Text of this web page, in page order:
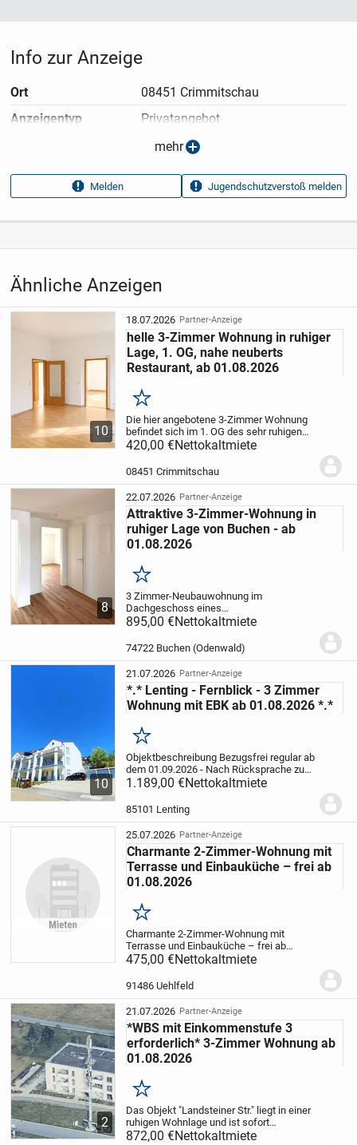
Ähnliche Anzeigen
10
18.07.2026 Partner-Anzeige
helle 3-Zimmer Wohnung in ruhiger
Lage, 1. OG, nahe neuberts
Restaurant, ab 01.08.2026
Merken
Die hier angebotene 3-Zimmer Wohnung
befindet sich im 1. OG des sehr ruhigen
und ruhig gelegenen Mehrfamilienhauses.
Trotz der ruhigen Lage, ist das
Stadtzentrum mit allen
Einkaufsmöglichkeiten keine...
420,00 €Nettokaltmiete
08451 Crimmitschau
8
22.07.2026 Partner-Anzeige
Attraktive 3-Zimmer-Wohnung in
ruhiger Lage von Buchen - ab
01.08.2026
Merken
3 Zimmer-Neubauwohnung im
Dachgeschoss eines
MehrfamilienhausesIdeal für Paare oder
eine junge Familie
August 2026 zur Anmietung
verfügbar.Inkl. hochwertiger Einbauküche.
895,00 €Nettokaltmiete
74722 Buchen (Odenwald)
10
21.07.2026 Partner-Anzeige
*.* Lenting - Fernblick - 3 Zimmer
Wohnung mit EBK ab 01.08.2026 *.*
Merken
Objektbeschreibung Bezugsfrei regular ab
dem 01.09.2026 - Nach Rücksprache zum
01.08.2026. Besonders komfortabel und
ausgelegte Terassen mit
Einbaukü...
1.189,00 €Nettokaltmiete
85101 Lenting
25.07.2026 Partner-Anzeige
Charmante 2-Zimmer-Wohnung mit
Terrasse und Einbauküche – frei ab
01.08.2026
Merken
Charmante 2-Zimmer-Wohnung mit
Terrasse und Einbauküche – frei ab
01.08.2026 Zum 01.08.2026 wird diese
ruhigen Ortsteil von Uehlfeld, frei. Die
475,00 €Nettokaltmiete
91486 Uehlfeld
2
21.07.2026 Partner-Anzeige
*WBS mit Einkommenstufe 3
erforderlich* 3-Zimmer Wohnung ab
01.08.2026
Merken
Das Objekt "Landsteiner Str." liegt in einer
ruhigen Wohnlage und ist sofort
bezugsbereit.Es handelt sich um einen
872,00 €Nettokaltmiete
Info zur Anzeige
Ort
08451 Crimmitschau
Anzeigen­typ
Privatangebot
08.05.2026
Anzeigen­kennung
7e3eece6
Aufrufe dieser
19
mehr
Melden Jugendschutzverstoß melden